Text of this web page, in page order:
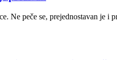
Ne peče se, prejednostavan je i